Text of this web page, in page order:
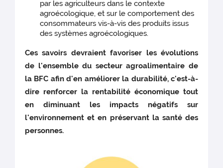
par les agriculteurs dans le contexte
agroécologique, et sur le comportement des
consommateurs vis-à-vis des produits issus
des systèmes agroécologiques.
Ces savoirs devraient favoriser les évolutions
de l'ensemble du secteur agroalimentaire de
la BFC afin d'en améliorer la durabilité, c'est-à-
dire renforcer la rentabilité économique tout
en diminuant les impacts négatifs sur
l'environnement et en préservant la santé des
personnes.